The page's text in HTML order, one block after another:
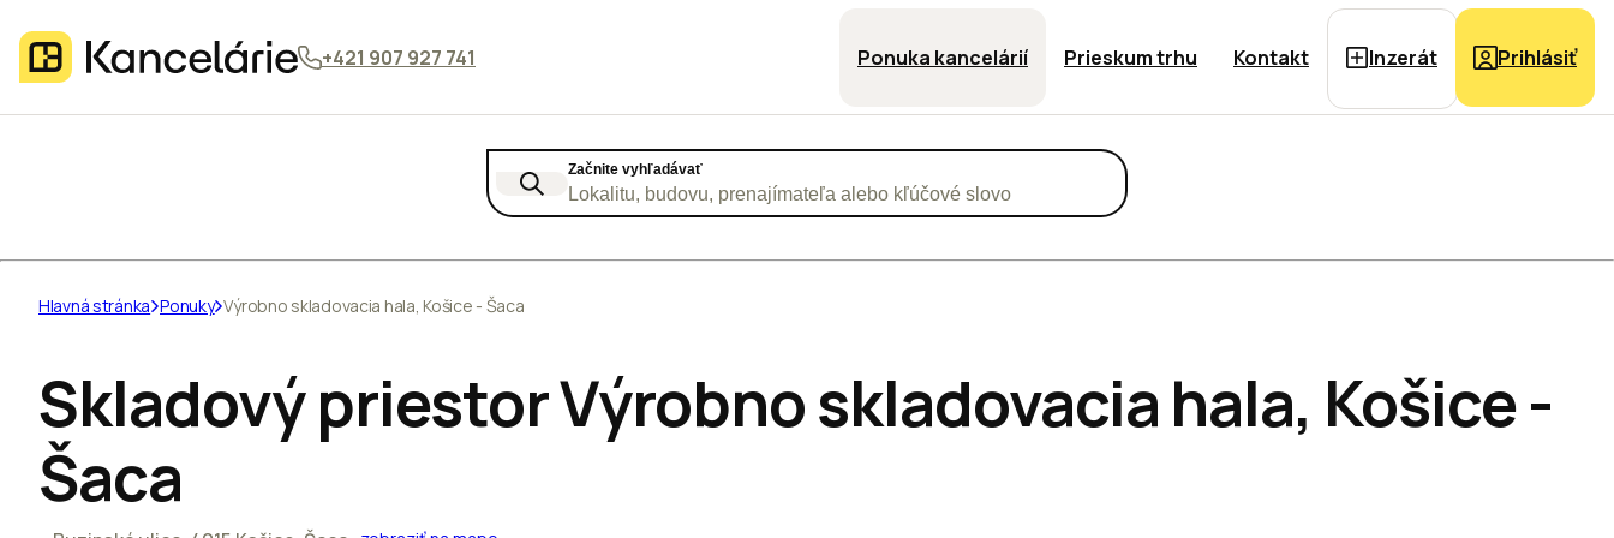
+421 907 927 741 Ponuka kancelárií Prieskum trhu Kontakt Inzerát Prihlásiť
Začnite vyhľadávať
Lokalitu, budovu, prenajímateľa alebo kľúčové slovo
Hlavná stránka Ponuky Výrobno skladovacia hala, Košice - Šaca
Skladový priestor Výrobno skladovacia hala, Košice -
Šaca